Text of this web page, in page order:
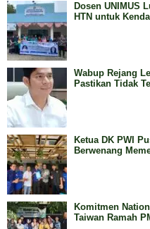
Dosen UNIMUS
HTN untuk
Wabup Rejang
Pastikan Tidak
Ketua DK PWI
Berwenang
Komitmen
Taiwan Ramah